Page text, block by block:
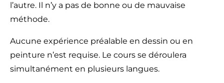
l’autre. Il n’y a pas de bonne ou de mauvaise
méthode.
Aucune expérience préalable en dessin ou en
peinture n’est requise. Le cours se déroulera
simultanément en plusieurs langues.